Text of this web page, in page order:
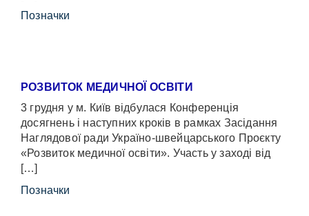
Позначки
РОЗВИТОК МЕДИЧНОЇ ОСВІТИ
3 грудня у м. Київ відбулася Конференція
досягнень і наступних кроків в рамках Засідання
Наглядової ради Україно-швейцарського Проєкту
«Розвиток медичної освіти». Участь у заході від
[…]
Позначки